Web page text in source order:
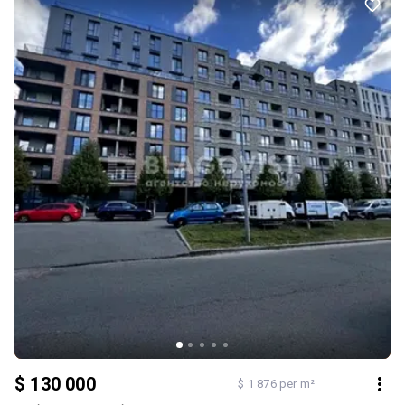
Дніпро, ТРЦ Blockbuster Mall та зручне сполучення з центром
міста. Квартира готова до продажу. Право власності
оформлено. Перегляди — за домовленістю.
$ 130 000 $ 1 876 per m²